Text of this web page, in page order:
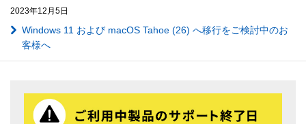
2023年12月5日
Windows 11 および macOS Tahoe (26) へ移行をご検討中のお
客様へ